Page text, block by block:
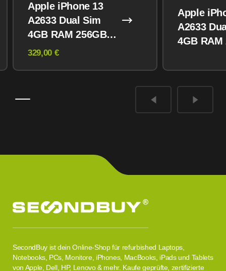
Apple iPhone 13
A2633 Dual Sim
4GB RAM 256GB
Midnight
329,00 €
Apple
A2633
4GB RAM
SecondBuy ist dein Online-Shop für refurbished Laptops,
Notebooks, PCs, Monitore, iPhones, MacBooks, iPads und Tablets
von Apple, Dell, HP, Lenovo & mehr. Kaufe geprüfte, zertifizierte